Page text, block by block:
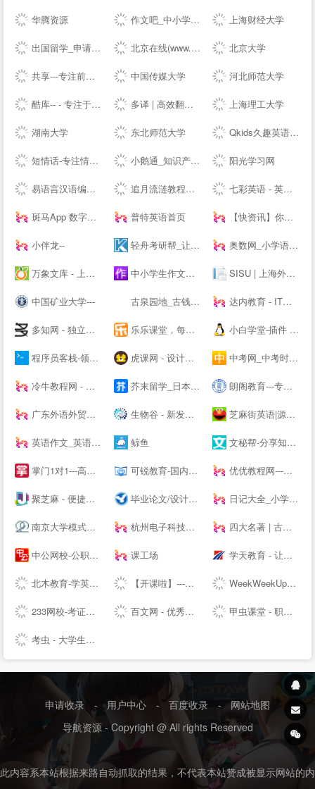
华腾资源 作文吧_中小学生作文网_优秀作文大全 上海财经大学
出国留学_申请留学指导_专业的留学咨询中介-启德教育 北京在线(www.bjol.com.cn) - 东方在线-北京城市网-北京之窗-北京城市--,www.bjol.com.cn 北京大学
共享---专注前端行业精选-分享最具有价值的内容-鹏仔先生的-- 中国传媒大学 河北师范大学
酷库-- - 专注于资源分享的blog 多译 | 高效翻译必备工具 - 免费文档在线翻译 百度 谷歌 有道 翻译 上海理工大学
湖南大学 东北师范大学 Qkids久趣英语-少儿英语-全英文授课
短情话-专注情感语录精选 小鹅通_知识产品与用户服务的私域运营工具 阳光学习网
易语言汉语编程官方站 追月流涟教程网 - 最优秀的QQ技术网 - 技术资源网 - 分享技术教程QQ资源网 七彩英语 - 英文电子书下载站 PDF|TXT格式英文原版原著下载
斑马App 数字内容 普特英语首页 【快资讯】你的专属资讯平台
小伴龙-- 轻舟考研帮_让考研简单不孤单！_考研网（kaoyan.com） 奥数网_小学语数英、家庭教育专业网站
万象文库 - 上传文档分享的网站 中小学生作文网_中考高考满分作文_初中作文_高中优秀作文大全 SISU | 上海外国语大学
中国矿业大学--- 古泉园地_古钱币_机制币_金银锭_杂项 达内教育 - IT培训/UI设计/运营/影视特效培训机构
多知网 - 独立商业视角 新锐教育观察 乐乐课堂，每天进步多一点！ 小白学堂-插件 资源 Idea 破解码 激活码 idea激活码 程序员
程序员客栈-领先的程序员自由工作平台-程序员兼职 虎课网 - 设计、办公软件视频教程在线学习_ 每天免费学一课 中考网_中考时间_中考分数线_中考成绩查询
冷牛教程网 - 专业的网络资源分享基地 芥末留学_日本留学_韩国留学_英澳留学_值得信赖的在线留学申请平台 朗阁教育---专注雅思培训、新托福、SAT等出国留学英语考试留学培训机构
广东外语外贸大学 生物谷 - 新发现,新技术,新产业 - 生物医药新媒体门户 芝麻街英语|源自美国《芝麻街》3-12岁高端少儿英语教育品牌
英语作文_英语作文大全_英语作文网 鲸鱼 文秘帮-分享知识，共创价值！
掌门1对1---高端中小学在线教育辅导品牌-名校精英在线教学-掌门一对一-掌门优课升级版 可锐教育-国内全日制考研住宿第一村【考研村】 优优教程网---免费自学软件就上优优网-PS,AI,C4D,AE,UI,Sketch,平面,海报等原创免费教程在线学习-UiiiUiii--
聚芝麻 - 便捷的网址大全站，网址查询就是这么简单！ 毕业论文/设计现稿范文Word免费下载库-飞创论文 日记大全_小学生日记大全网
南京大学模式动物研究所 杭州电子科技大学 四大名著 | 古典四大名著小说
中公网校-公职备考在线学习培训辅导平台 课工场 学天教育 - 让人人享有优质教育
北木教育-学英语，和你在一起-北木网 【开课啦】---有用，有趣，有成长！ WeekWeekUp课堂-掌握一个核心技能，路越走越宽
233网校-考证就上233网校 百文网 - 优秀文章分享平台 甲虫课堂 - 职场类在线课堂学习平台，提供word/excel/PPT/PR/PS等精品视频教程!
考虫 - 大学生备考一站式服务平台
申请收录 - 用户中心 - 百度收录 -
网站地图
导航资源 - Copyright @ All rights Reserved
此内容系本站根据来路自动抓取的结果，不代表本站赞成被显示网站的内